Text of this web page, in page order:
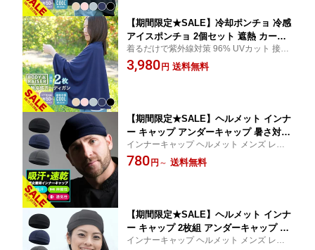
【期間限定★SALE】冷却ポンチョ 冷感
アイスポンチョ 2個セット 遮熱 カーデ
ィガン UVカット 暑さ対策グッツ 接触
冷感 UV ポンチョ ひざ掛け 夏用 紫外線
着るだけで紫外線対策 96% UVカット 接触
冷感 カーディガン フリーサイズ 体型カバ
ー 着る日焼け止め 動くたびに涼しい
3,980円 送料無料
【期間限定★SALE】ヘルメット インナ
ー キャップ アンダーキャップ 暑さ対策
グッズ ヘルメット 暑さ対策 アウトドア
汗取り 帽子 熱中症対策グッズ ビーニー
インナーキャップ ヘルメット メンズ レデ
ィース 夏 夏用 春夏 帽子 自転車 バイク ス
キー 仕事用にもおすすめ 汗取り帽子 ビー
780円 ～ 送料無料
【期間限定★SALE】ヘルメット インナ
ー キャップ 2枚組 アンダーキャップ 暑
さ対策 グッズ ヘルメット 暑さ対策 ア
インナーキャップ ヘルメット メンズ レデ